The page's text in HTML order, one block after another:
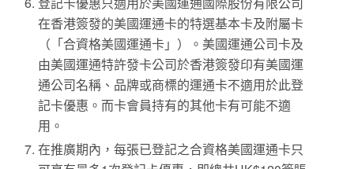
在香港簽發的美國運通卡的特選基本卡及附屬卡
（「合資格美國運通卡」）。美國運通公司卡及
由美國運通特許發卡公司於香港簽發印有美國運
通公司名稱、品牌或商標的運通卡不適用於此登
記卡優惠。而卡會員持有的其他卡有可能不適
用。
在推廣期內，每張已登記之合資格美國運通卡只